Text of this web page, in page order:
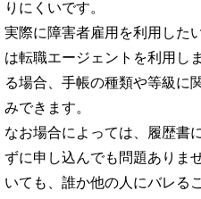
りにくいです。
実際に障害者雇用を利用した
は転職エージェントを利用し
る場合、手帳の種類や等級に
みできます。
なお場合によっては、履歴書
ずに申し込んでも問題ありま
いても、誰か他の人にバレる